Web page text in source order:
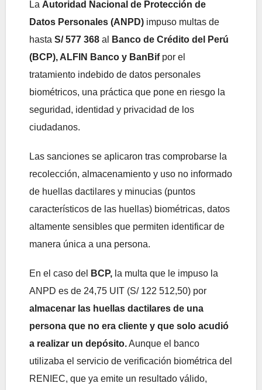
La Autoridad Nacional de Protección de
Datos Personales (ANPD) impuso multas de
hasta S/ 577 368 al
Banco de Crédito del Perú
(BCP), ALFIN Banco y BanBifpor el
tratamiento indebido de datos personales
biométricos, una práctica que pone en riesgo la
seguridad, identidad y privacidad de los
ciudadanos.
Las sanciones se aplicaron tras comprobarse la
recolección, almacenamiento y uso no informado
de huellas dactilares y minucias (puntos
característicos de las huellas) biométricas, datos
altamente sensibles que permiten identificar de
manera única a una persona.
En el caso del BCP, la multa que le impuso la
ANPD es de 24,75 UIT (S/ 122 512,50) por
almacenar las huellas dactilares de una
persona que no era cliente y que solo acudió
a realizar un depósito.Aunque el banco
utilizaba el servicio de verificación biométrica del
RENIEC, que ya emite un resultado válido,